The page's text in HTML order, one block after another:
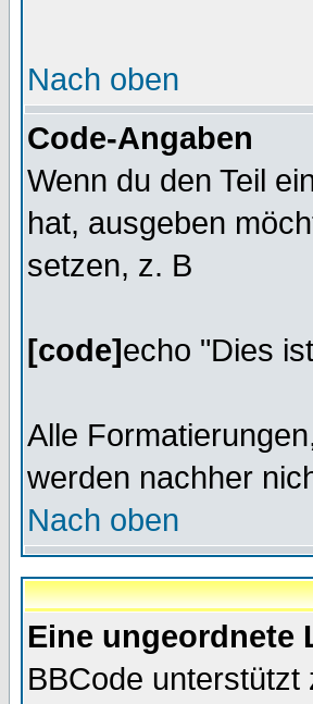
Nach oben
Code-Angaben
Wenn du den Teil
hat, ausgeben
setzen, z. B
[code]echo "Dies
Alle
werden nachher
Nach oben
Eine ungeordnete
BBCode